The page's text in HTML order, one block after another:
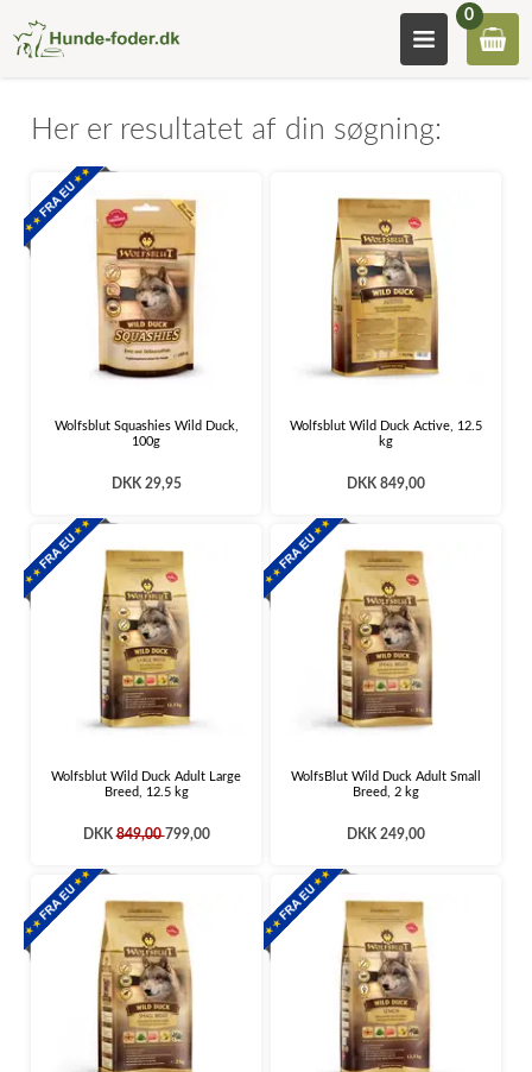
0
Her er resultatet af din søgning:
Wolfsblut Squashies Wild Duck,
100g
DKK 29,95
Wolfsblut Wild Duck Active, 12.5
kg
DKK 849,00
Wolfsblut Wild Duck Adult Large
Breed, 12.5 kg
DKK849,00799,00
WolfsBlut Wild Duck Adult Small
Breed, 2 kg
DKK 249,00